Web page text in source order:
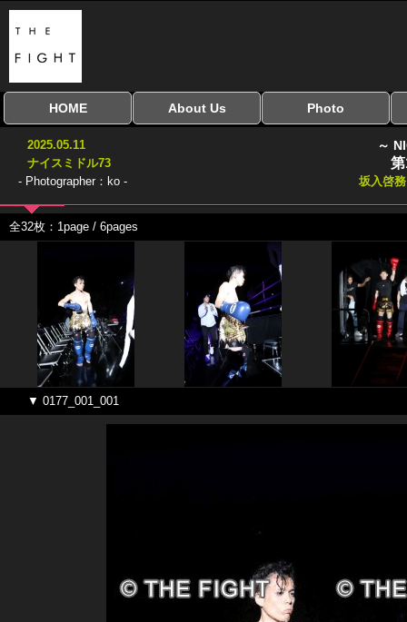
HOME
全興行を表示
ナイスミドル
アマチュアキック
協議会
全日本学生キック
建武館キッズ大会
Bigbang
おやじファイト
About Us Photo
2025.05.11
ナイスミドル73
- Photographer：ko -
～
坂入啓
全32枚：1page / 6pages
▼ 0177_001_001